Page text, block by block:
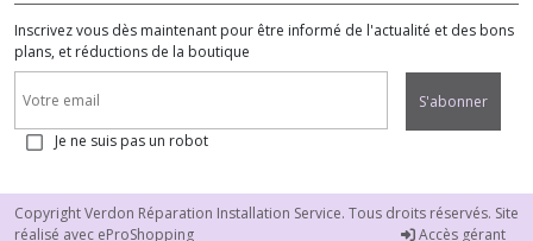
Inscrivez vous dès maintenant pour être informé de l'actualité et des bons
plans, et réductions de la boutique
S'abonner
Je ne suis pas un robot
Copyright Verdon Réparation Installation Service. Tous droits réservés. Site
réalisé avec eProShopping Accès gérant